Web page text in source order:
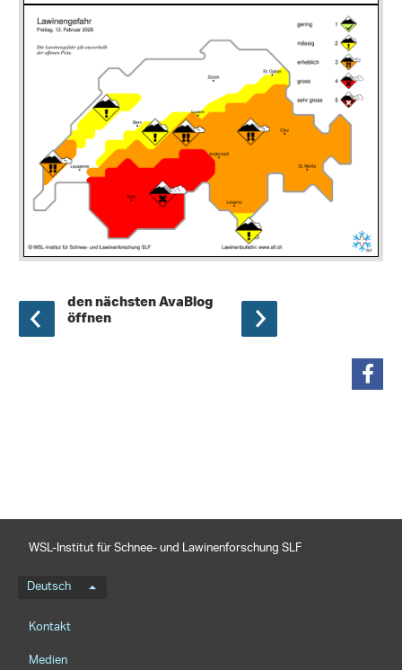
den nächsten AvaBlog
öffnen
WSL-Institut für Schnee- und Lawinenforschung SLF
Sprachmenü
Deutsch
Footernavigation
Kontakt
Medien